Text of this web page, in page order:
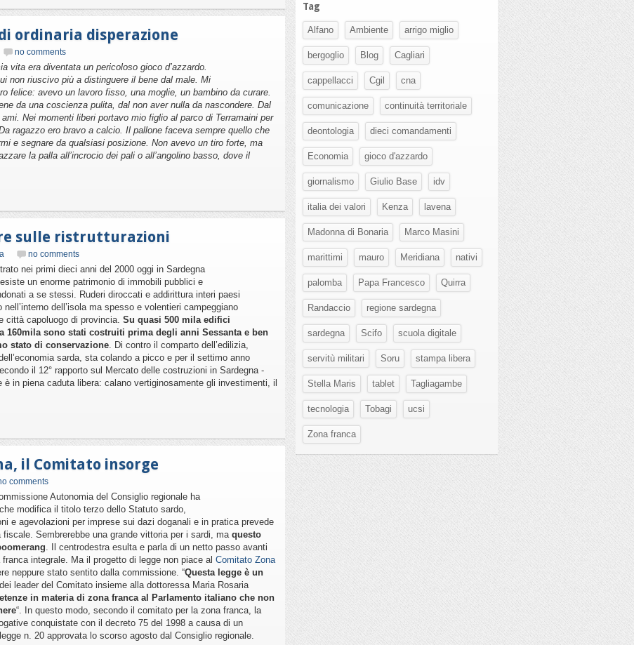
ordinaria disperazione
no comments
vita era diventata un pericoloso gioco d’azzardo.
non riuscivo più a distinguere il bene dal male. Mi
felice: avevo un lavoro fisso, una moglie, un bambino da curare.
da una coscienza pulita, dal non aver nulla da nascondere. Dal
Nei momenti liberi portavo mio figlio al parco di Terramaini per
ragazzo ero bravo a calcio. Il pallone faceva sempre quello che
e segnare da qualsiasi posizione. Non avevo un tiro forte, ma
la palla all’incrocio dei pali o all’angolino basso, dove il
sulle ristrutturazioni
no comments
nei primi dieci anni del 2000 oggi in Sardegna
un enorme patrimonio di immobili pubblici e
a se stessi. Ruderi diroccati e addirittura interi paesi
dell’isola ma spesso e volentieri campeggiano
città capoluogo di provincia. Su quasi 500 mila edifici
160mila sono stati costruiti prima degli anni Sessanta e ben
stato di conservazione. Di contro il comparto dell’edilizia,
sarda, sta colando a picco e per il settimo anno
il 12° rapporto sul Mercato delle costruzioni in Sardegna -
in piena caduta libera: calano vertiginosamente gli investimenti, il
il Comitato insorge
comments
Autonomia del Consiglio regionale ha
modifica il titolo terzo dello Statuto sardo,
e agevolazioni per imprese sui dazi doganali e in pratica prevede
Sembrerebbe una grande vittoria per i sardi, maquesto
. Il centrodestra esulta e parla di un netto passo avanti
integrale. Ma il progetto di legge non piace al Comitato Zona
neppure stato sentito dalla commissione. “Questa legge è un
leader del Comitato insieme alla dottoressa Maria Rosaria
in materia di zona franca al Parlamento italiano che non
“. In questo modo, secondo il comitato per la zona franca, la
conquistate con il decreto 75 del 1998 a causa di un
n. 20 approvata lo scorso agosto dal Consiglio regionale.
Tag
Alfano Ambiente arrigo miglio
bergoglio Blog Cagliari
cappellacci Cgil cna
comunicazione continuità territoriale
deontologia dieci comandamenti
Economia gioco d'azzardo
giornalismo Giulio Base idv
italia dei valori Kenza lavena
Madonna di Bonaria Marco Masini
marittimi mauro Meridiana nativi
palomba Papa Francesco Quirra
Randaccio regione sardegna
sardegna Scifo scuola digitale
servitù militari Soru stampa libera
Stella Maris tablet Tagliagambe
tecnologia Tobagi ucsi
Zona franca